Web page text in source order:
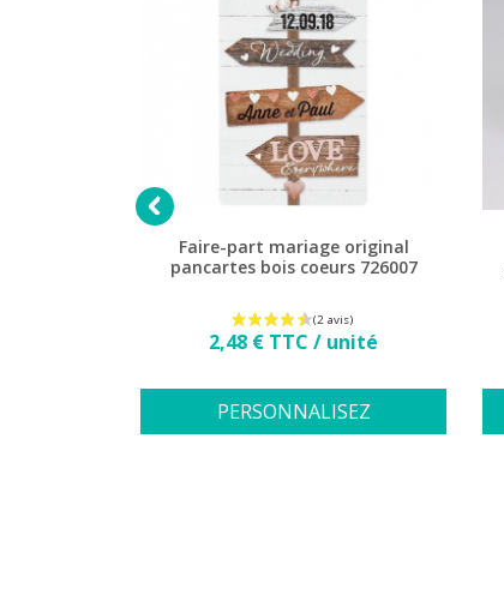

Faire-part mariage original
pancartes bois coeurs 726007
Prix
2,48 € TTC / unité
PERSONNALISEZ